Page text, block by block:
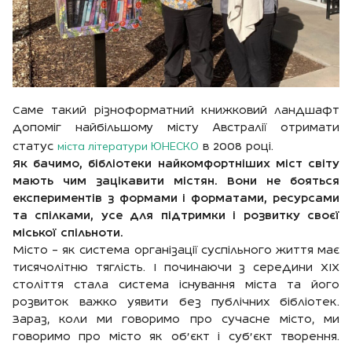
Саме такий різноформатний книжковий ландшафт
допоміг найбільшому місту Австралії отримати
статус міста літератури ЮНЕСКО в 2008 році.
Як бачимо, бібліотеки найкомфортніших міст світу
мають чим зацікавити містян. Вони не бояться
експериментів з формами і форматами, ресурсами
та спілками, усе для підтримки і розвитку своєї
міської спільноти.
Місто – як система організації суспільного життя має
тисячолітню тяглість. І починаючи з середини ХІХ
століття стала система існування міста та його
розвиток важко уявити без публічних бібліотек.
Зараз, коли ми говоримо про сучасне місто, ми
говоримо про місто як об’єкт і суб’єкт творення.